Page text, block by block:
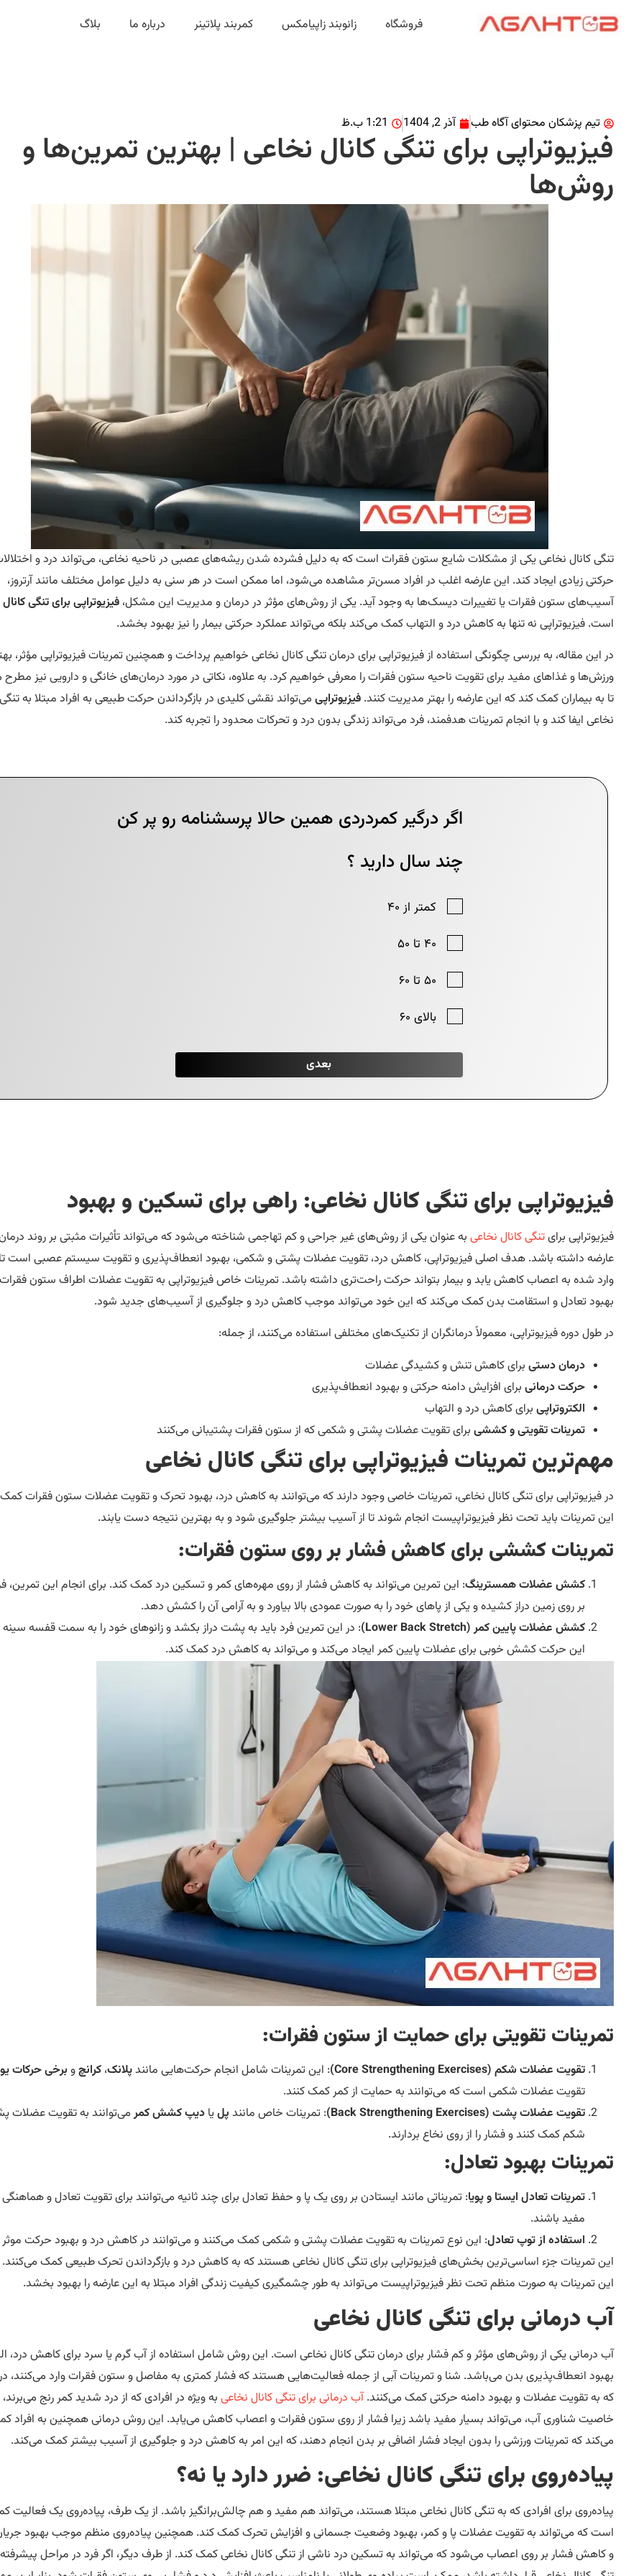
فروشگاه زانوبند زاپیامکس کمربند پلاتینر درباره ما بلاگ
تیم پزشکان محتوای آگاه طب آذر 2, 1404 1:21 ب.ظ
فیزیوتراپی برای تنگی کانال نخاعی | بهترین تمرین‌ها و
روش‌ها
تنگی کانال نخاعی یکی از مشکلات شایع ستون فقرات است که به دلیل فشرده شدن ریشه‌های عصبی در ناحیه نخاعی، می‌تواند درد و
حرکتی زیادی ایجاد کند. این عارضه اغلب در افراد مسن‌تر مشاهده می‌شود، اما ممکن است در هر سنی به دلیل عوامل مختلف مانند آرتروز،
آسیب‌های ستون فقرات یا تغییرات دیسک‌ها به وجود آید. یکی از روش‌های مؤثر در درمان و مدیریت این مشکل، فیزیوتراپی برای تنگی
است. فیزیوتراپی نه تنها به کاهش درد و التهاب کمک می‌کند بلکه می‌تواند عملکرد حرکتی بیمار را نیز بهبود بخشد.
در این مقاله، به بررسی چگونگی استفاده از فیزیوتراپی برای درمان تنگی کانال نخاعی خواهیم پرداخت و همچنین تمرینات فیزیوتراپی مؤثر،
ورزش‌ها و غذاهای مفید برای تقویت ناحیه ستون فقرات را معرفی خواهیم کرد. به علاوه، نکاتی در مورد درمان‌های خانگی و دارویی نیز
تا به بیماران کمک کند که این عارضه را بهتر مدیریت کنند. فیزیوتراپی می‌تواند نقشی کلیدی در بازگرداندن حرکت طبیعی به افراد مبتلا به
نخاعی ایفا کند و با انجام تمرینات هدفمند، فرد می‌تواند زندگی بدون درد و تحرکات محدود را تجربه کند.
فیزیوتراپی برای تنگی کانال نخاعی: راهی برای تسکین و بهبود
فیزیوتراپی برایتنگی کانال نخاعی به عنوان یکی از روش‌های غیر جراحی و کم تهاجمی شناخته می‌شود که می‌تواند تأثیرات مثبتی بر روند
عارضه داشته باشد. هدف اصلی فیزیوتراپی، کاهش درد، تقویت عضلات پشتی و شکمی، بهبود انعطاف‌پذیری و تقویت سیستم عصبی است
وارد شده به اعصاب کاهش یابد و بیمار بتواند حرکت راحت‌تری داشته باشد. تمرینات خاص فیزیوتراپی به تقویت عضلات اطراف ستون
بهبود تعادل و استقامت بدن کمک می‌کند که این خود می‌تواند موجب کاهش درد و جلوگیری از آسیب‌های جدید شود.
در طول دوره فیزیوتراپی، معمولاً درمانگران از تکنیک‌های مختلفی استفاده می‌کنند، از جمله:
درمان دستی برای کاهش تنش و کشیدگی عضلات
حرکت درمانی برای افزایش دامنه حرکتی و بهبود انعطاف‌پذیری
الکتروتراپی برای کاهش درد و التهاب
تمرینات تقویتی و کششی برای تقویت عضلات پشتی و شکمی که از ستون فقرات پشتیبانی می‌کنند
مهم‌ترین تمرینات فیزیوتراپی برای تنگی کانال نخاعی
در فیزیوتراپی برای تنگی کانال نخاعی، تمرینات خاصی وجود دارند که می‌توانند به کاهش درد، بهبود تحرک و تقویت عضلات ستون فقرات
این تمرینات باید تحت نظر فیزیوتراپیست انجام شوند تا از آسیب بیشتر جلوگیری شود و به بهترین نتیجه دست یابند.
تمرینات کششی برای کاهش فشار بر روی ستون فقرات:
کشش عضلات همسترینگ: این تمرین می‌تواند به کاهش فشار از روی مهره‌های کمر و تسکین درد کمک کند. برای انجام این تمرین،
بر روی زمین دراز کشیده و یکی از پاهای خود را به صورت عمودی بالا بیاورد و به آرامی آن را کشش دهد.
کشش عضلات پایین کمر (Lower Back Stretch)
: در این تمرین فرد باید به پشت دراز بکشد و زانوهای خود را به سمت قفسه سینه
این حرکت کشش خوبی برای عضلات پایین کمر ایجاد می‌کند و می‌تواند به کاهش درد کمک کند.
تمرینات تقویتی برای حمایت از ستون فقرات:
تقویت عضلات شکم (Core Strengthening Exercises) : این تمرینات شامل انجام حرکت‌هایی مانندپلانک، کرانچوبرخی حرکات
تقویت عضلات شکمی است که می‌توانند به حمایت از کمر کمک کنند.
تقویت عضلات پشت (Back Strengthening Exercises)
: تمرینات خاص مانند پلیا دیپ کشش کمرمی‌توانند به تقویت عضلات
شکم کمک کنند و فشار را از روی نخاع بردارند.
تمرینات بهبود تعادل:
تمرینات تعادل ایستا و پویا: تمریناتی مانند ایستادن بر روی یک پا و حفظ تعادل برای چند ثانیه می‌توانند برای تقویت تعادل و
مفید باشند.
استفاده از توپ تعادل: این نوع تمرینات به تقویت عضلات پشتی و شکمی کمک می‌کنند و می‌توانند در کاهش درد و بهبود حرکت موثر
این تمرینات جزء اساسی‌ترین بخش‌های فیزیوتراپی برای تنگی کانال نخاعی هستند که به کاهش درد و بازگرداندن تحرک طبیعی کمک می‌کنند.
این تمرینات به صورت منظم تحت نظر فیزیوتراپیست می‌تواند به طور چشمگیری کیفیت زندگی افراد مبتلا به این عارضه را بهبود بخشد.
آب درمانی برای تنگی کانال نخاعی
آب درمانی یکی از روش‌های مؤثر و کم فشار برای درمان تنگی کانال نخاعی است. این روش شامل استفاده از آب گرم یا سرد برای کاهش درد،
بهبود انعطاف‌پذیری بدن می‌باشد. شنا و تمرینات آبی از جمله فعالیت‌هایی هستند که فشار کمتری به مفاصل و ستون فقرات وارد می‌کنند،
که به تقویت عضلات و بهبود دامنه حرکتی کمک می‌کنند.آب درمانی برای تنگی کانال نخاعی به ویژه در افرادی که از درد شدید کمر رنج
خاصیت شناوری آب، می‌تواند بسیار مفید باشد زیرا فشار از روی ستون فقرات و اعصاب کاهش می‌یابد. این روش درمانی همچنین به افراد
می‌کند که تمرینات ورزشی را بدون ایجاد فشار اضافی بر بدن انجام دهند، که این امر به کاهش درد و جلوگیری از آسیب بیشتر کمک می‌کند.
پیاده‌روی برای تنگی کانال نخاعی: ضرر دارد یا نه؟
پیاده‌روی برای افرادی که به تنگی کانال نخاعی مبتلا هستند، می‌تواند هم مفید و هم چالش‌برانگیز باشد. از یک طرف، پیاده‌روی یک فعالیت
است که می‌تواند به تقویت عضلات پا و کمر، بهبود وضعیت جسمانی و افزایش تحرک کمک کند. همچنین پیاده‌روی منظم موجب بهبود
و کاهش فشار بر روی اعصاب می‌شود که می‌تواند به تسکین درد ناشی از تنگی کانال نخاعی کمک کند. از طرف دیگر، اگر فرد در مراحل